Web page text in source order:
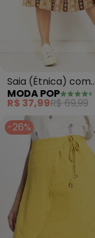
Saia (Étnica) com
Babados
MODA POP
R$ 37,99R$ 69,99
-26%